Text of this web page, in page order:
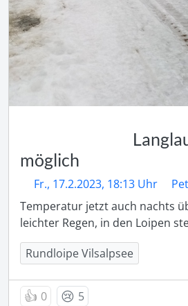
möglich
Fr., 17.2.2023, 18:13 Uhr
Temperatur jetzt auch nachts
leichter Regen, in den Loipen
Rundloipe Vilsalpsee
👍 0 😢 5